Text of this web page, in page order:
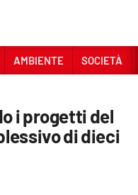
AMBIENTE SOCIETÀ
i progetti del
di dieci